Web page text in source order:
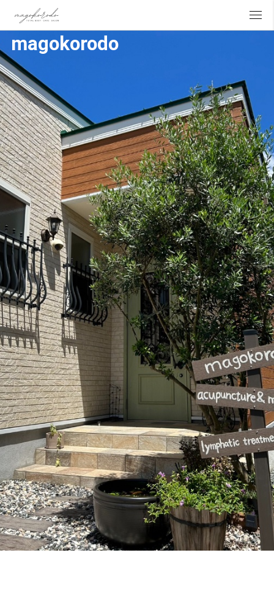
magokorodo
『カラダもココロも整える』